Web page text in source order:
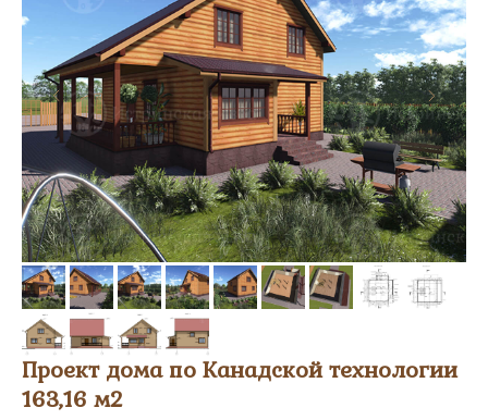
Проект дома по Канадской технологии
163,16 м2